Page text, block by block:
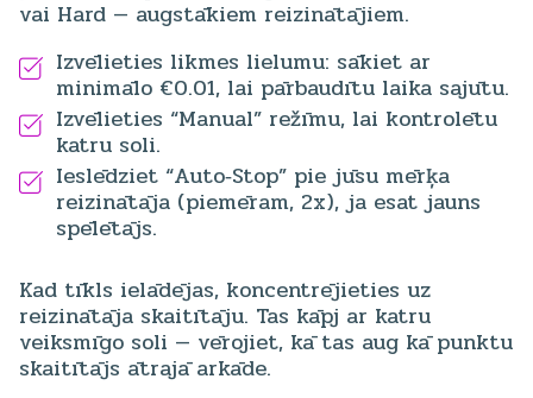
vai Hard — augstākiem reizinātājiem.
Izvēlieties likmes lielumu: sākiet ar
minimālo €0.01, lai pārbaudītu laika sajūtu.
Izvēlieties “Manual” režīmu, lai kontrolētu
katru soli.
Ieslēdziet “Auto‑Stop” pie jūsu mērķa
reizinātāja (piemēram, 2x), ja esat jauns
spēlētājs.
Kad tīkls ielādējas, koncentrējieties uz
reizinātāja skaitītāju. Tas kāpj ar katru
veiksmīgo soli — vērojiet, kā tas aug kā punktu
skaitītājs ātrajā arkāde.